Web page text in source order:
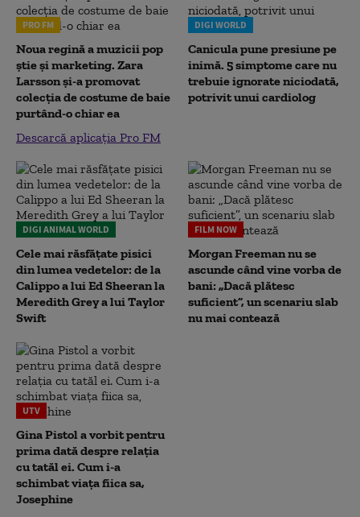
PRO FM
Noua regină a muzicii pop
știe și marketing. Zara
Larsson și-a promovat
colecția de costume de baie
purtând-o chiar ea
Descarcă aplicația Pro FM
DIGI WORLD
Canicula pune presiune pe
inimă. 5 simptome care nu
trebuie ignorate niciodată,
potrivit unui cardiolog
DIGI ANIMAL WORLD
Cele mai răsfățate pisici
din lumea vedetelor: de la
Calippo a lui Ed Sheeran la
Meredith Grey a lui Taylor
Swift
FILM NOW
Morgan Freeman nu se
ascunde când vine vorba de
bani: „Dacă plătesc
suficient”, un scenariu slab
nu mai contează
UTV
Gina Pistol a vorbit pentru
prima dată despre relația
cu tatăl ei. Cum i-a
schimbat viața fiica sa,
Josephine